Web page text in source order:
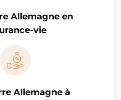
Allemagne en
vie
Allemagne à